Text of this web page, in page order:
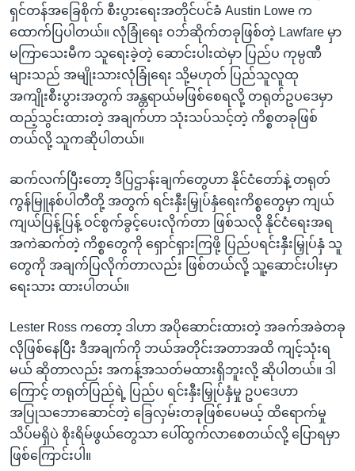
ရှင်တန်အခြေစိုက် စီးပွားရေးအတိုင်ပင်ခံ Austin Lowe က
ထောက်ပြပါတယ်။ လုံခြုံရေး ဝဘ်ဆိုက်တခုဖြစ်တဲ့ Lawfare မှာ
မကြာသေးမီက သူရေးခဲ့တဲ့ ဆောင်းပါးထဲမှာ ပြည်ပ ကုမ္ပဏီ
များသည် အမျိုးသားလုံခြုံရေး သို့မဟုတ် ပြည်သူလူထု
အကျိုးစီးပွားအတွက် အန္တရာယ်မဖြစ်စေရလို့ တရုတ်ဥပဒေမှာ
ထည့်သွင်းထားတဲ့ အချက်ဟာ သုံးသပ်သင့်တဲ့ ကိစ္စတခုဖြစ်
တယ်လို့ သူကဆိုပါတယ်။
ဆက်လက်ပြီးတော့ ဒီပြဌာန်းချက်တွေဟာ နိုင်ငံတော်နဲ့ တရုတ်
ကွန်မြူနစ်ပါတီတို့ အတွက် ရင်းနှီးမြှုပ်နှံရေးကိစ္စတွေမှာ ကျယ်
ကျယ်ပြန့်ပြန့် ဝင်စွက်ခွင့်ပေးလိုက်တာ ဖြစ်သလို နိုင်ငံရေးအရ
အကဲဆက်တဲ့ ကိစ္စတွေကို ရှောင်ရှားကြဖို့ ပြည်ပရင်းနှီးမြှုပ်နှံ သူ
တွေကို အချက်ပြလိုက်တာလည်း ဖြစ်တယ်လို့ သူ့ဆောင်းပါးမှာ
ရေးသား ထားပါတယ်။
Lester Ross ကတော့ ဒါဟာ အပိုဆောင်းထားတဲ့ အခက်အခဲတခု
လိုဖြစ်နေပြီး ဒီအချက်ကို ဘယ်အတိုင်းအတာအထိ ကျင့်သုံးရ
မယ် ဆိုတာလည်း အကန့်အသတ်မထားရှိဘူးလို့ ဆိုပါတယ်။ ဒါ
ကြောင့် တရုတ်ပြည်ရဲ့ ပြည်ပ ရင်းနှီးမြှုပ်နှံမှု ဥပဒေဟာ
အပြုသဘောဆောင်တဲ့ ခြေလှမ်းတခုဖြစ်ပေမယ့် ထိရောက်မှု
သိပ်မရှိပဲ စိုးရိမ်ဖွယ်တွေသာ ပေါ်ထွက်လာစေတယ်လို့ ပြောရမှာ
ဖြစ်ကြောင်းပါ။